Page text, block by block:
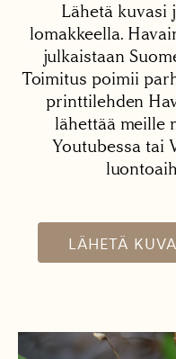
Lähetä kuvasi
lomakkeella.
julkaistaan
Toimitus poimii
printtilehden
lähettää meille
Youtubessa tai
LÄHETÄ